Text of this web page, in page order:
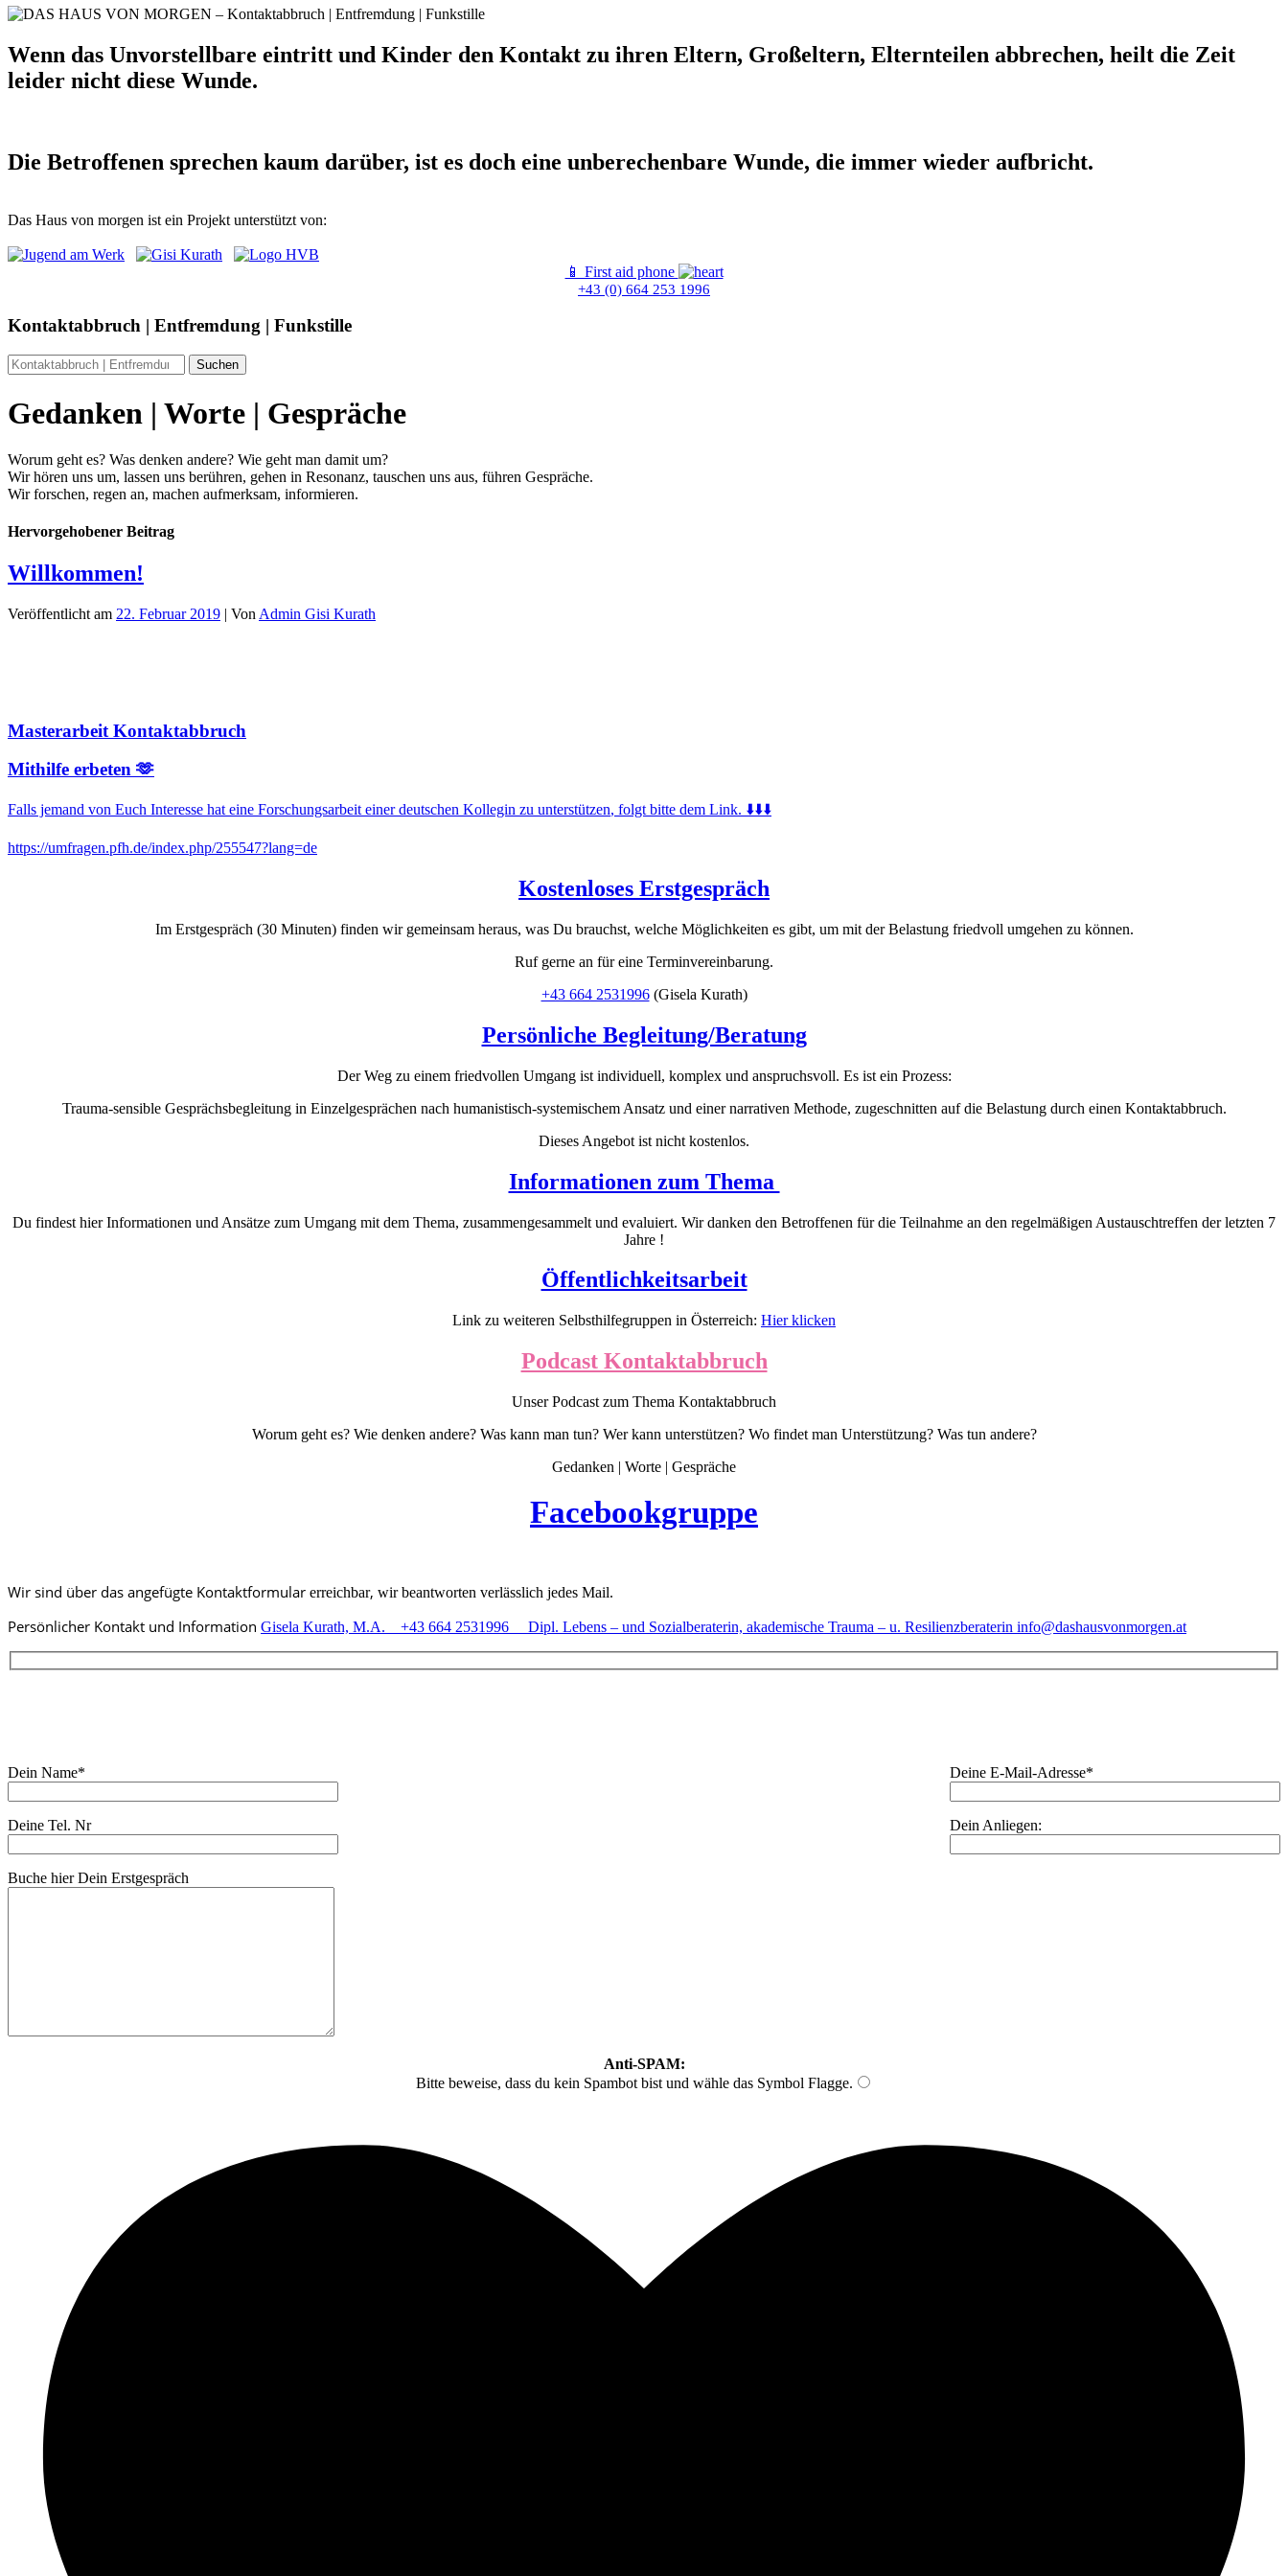
Wenn das Unvorstellbare eintritt und Kinder den Kontakt zu ihren Eltern, Großeltern, Elternteilen abbrechen, heilt die Zeit
leider nicht diese Wunde.
Die Betroffenen sprechen kaum darüber, ist es doch eine unberechenbare Wunde, die immer wieder aufbricht.
Das Haus von morgen ist ein Projekt unterstützt von:
📱 First aid phone
+43 (0) 664 253 1996
Kontaktabbruch | Entfremdung | Funkstille
Gedanken | Worte | Gespräche
Worum geht es? Was denken andere? Wie geht man damit um?
Wir hören uns um, lassen uns berühren, gehen in Resonanz, tauschen uns aus, führen Gespräche.
Wir forschen, regen an, machen aufmerksam, informieren.
Hervorgehobener Beitrag
Willkommen!
Veröffentlicht am 22. Februar 2019 | Von Admin Gisi Kurath
Masterarbeit Kontaktabbruch
Mithilfe erbeten 🫶
Falls jemand von Euch Interesse hat eine Forschungsarbeit einer deutschen Kollegin zu unterstützen, folgt bitte dem Link. ⬇️⬇️⬇️
https://umfragen.pfh.de/index.php/255547?lang=de
Kostenloses Erstgespräch
Im Erstgespräch (30 Minuten) finden wir gemeinsam heraus, was Du brauchst, welche Möglichkeiten es gibt, um mit der Belastung friedvoll umgehen zu können.
Ruf gerne an für eine Terminvereinbarung.
+43 664 2531996(Gisela Kurath)
Persönliche Begleitung/Beratung
Der Weg zu einem friedvollen Umgang ist individuell, komplex und anspruchsvoll. Es ist ein Prozess:
Trauma-sensible Gesprächsbegleitung in Einzelgesprächen nach humanistisch-systemischem Ansatz und einer narrativen Methode, zugeschnitten auf die Belastung durch einen Kontaktabbruch.
Dieses Angebot ist nicht kostenlos.
Informationen zum Thema
Du findest hier Informationen und Ansätze zum Umgang mit dem Thema, zusammengesammelt und evaluiert. Wir danken den Betroffenen für die Teilnahme an den regelmäßigen Austauschtreffen der letzten 7
Jahre !
Öffentlichkeitsarbeit
Link zu weiteren Selbsthilfegruppen in Österreich: Hier klicken
Podcast Kontaktabbruch
Unser Podcast zum Thema Kontaktabbruch
Worum geht es? Wie denken andere? Was kann man tun? Wer kann unterstützen? Wo findet man Unterstützung? Was tun andere?
Gedanken | Worte | Gespräche
Facebookgruppe
Wir sind über das angefügte Kontaktformular erreichbar, wir beantworten verlässlich jedes Mail.
Persönlicher Kontakt und Information Gisela Kurath, M.A. +43 664 2531996 Dipl. Lebens – und Sozialberaterin, akademische Trauma – u. Resilienzberaterin info@dashausvonmorgen.at
Dein Name* Deine E-Mail-Adresse*
Deine Tel. Nr Dein Anliegen:
Buche hier Dein Erstgespräch
Anti-SPAM:
Bitte beweise, dass du kein Spambot bist und wähle das Symbol Flagge.